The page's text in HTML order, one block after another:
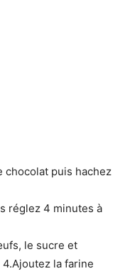
chocolat puis hachez
réglez 4 minutes à
le sucre et
la farine